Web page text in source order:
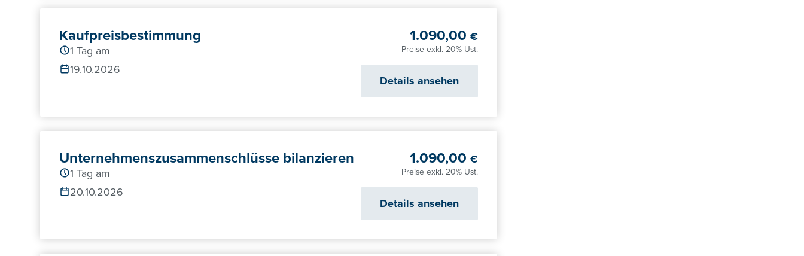
Kaufpreisbestimmung
1 Tag am
19.10.2026
1.090,00 €
Preise exkl. 20% Ust.
Details ansehen
Unternehmenszusammenschlüsse bilanzieren
1 Tag am
20.10.2026
1.090,00 €
Preise exkl. 20% Ust.
Details ansehen